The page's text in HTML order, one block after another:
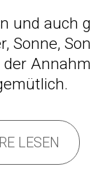
und auch
Sonne,
LESEN